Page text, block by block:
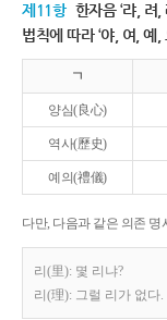
제11항 한자음 ‘랴, 려
법칙에 따라 ‘야, 여, 예
ㄱ
양심(良心)
역사(歷史)
예의(禮儀)
다만, 다음과 같은 의존 명
리(里): 몇 리냐?
리(理): 그럴 리가 없다.